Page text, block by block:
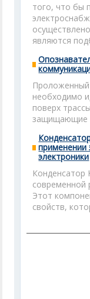
того, что бы
являются
необходимо
поверх
защищающие
применении
электроники
Конденсатор
современной
Этот
свойств,